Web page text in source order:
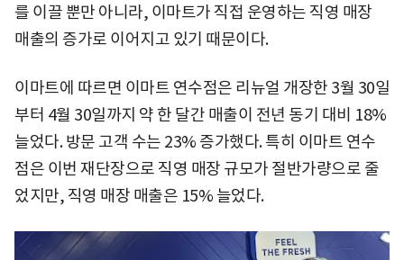
를 이끌 뿐만 아니라, 이마트가 직접 운영하는 직영 매장
매출의 증가로 이어지고 있기 때문이다.
이마트에 따르면 이마트 연수점은 리뉴얼 개장한 3월 30일
부터 4월 30일까지 약 한 달간 매출이 전년 동기 대비 18%
늘었다. 방문 고객 수는 23% 증가했다. 특히 이마트 연수
점은 이번 재단장으로 직영 매장 규모가 절반가량으로 줄
었지만, 직영 매장 매출은 15% 늘었다.